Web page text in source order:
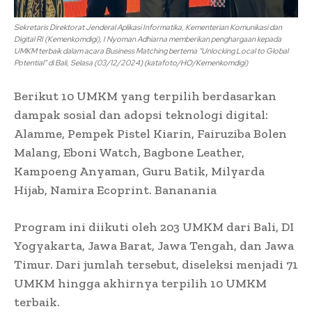
Sekretaris Direktorat Jenderal Aplikasi Informatika, Kementerian Komunikasi dan
Digital RI (Kemenkomdigi), I Nyoman Adhiarna memberikan penghargaan kepada
UMKM terbaik dalam acara Business Matching bertema “Unlocking Local to Global
Potential” di Bali, Selasa (03/12/2024) (katafoto/HO/Kemenkomdigi)
Berikut 10 UMKM yang terpilih berdasarkan
dampak sosial dan adopsi teknologi digital:
Alamme, Pempek Pistel Kiarin, Fairuziba Bolen
Malang, Eboni Watch, Bagbone Leather,
Kampoeng Anyaman, Guru Batik, Milyarda
Hijab, Namira Ecoprint. Bananania
Program ini diikuti oleh 203 UMKM dari Bali, DI
Yogyakarta, Jawa Barat, Jawa Tengah, dan Jawa
Timur. Dari jumlah tersebut, diseleksi menjadi 71
UMKM hingga akhirnya terpilih 10 UMKM
terbaik.